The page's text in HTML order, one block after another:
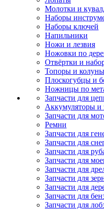
Молотки и
Наборы
Наборы ключей
Напильники
Ножи и лезвия
Ножовки по
Отвёртки и
Топоры и колуны
Плоскогубцы и
Ножницы по
Запчасти для
Аккумуляторы и
Запчасти для
Ремни
Запчасти для
Запчасти для
Запчасти для
Запчасти для
Запчасти для
Запчасти для
Запчасти для
Запчасти для
Запчасти для